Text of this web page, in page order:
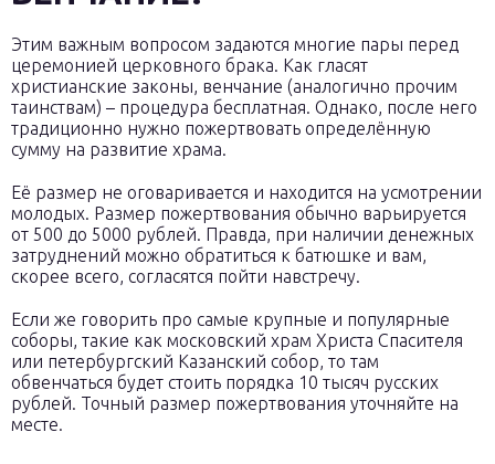
Этим важным вопросом задаются многие пары перед
церемонией церковного брака. Как гласят
христианские законы, венчание (аналогично прочим
таинствам) – процедура бесплатная. Однако, после него
традиционно нужно пожертвовать определённую
сумму на развитие храма.
Её размер не оговаривается и находится на усмотрении
молодых. Размер пожертвования обычно варьируется
от 500 до 5000 рублей. Правда, при наличии денежных
затруднений можно обратиться к батюшке и вам,
скорее всего, согласятся пойти навстречу.
Если же говорить про самые крупные и популярные
соборы, такие как московский храм Христа Спасителя
или петербургский Казанский собор, то там
обвенчаться будет стоить порядка 10 тысяч русских
рублей. Точный размер пожертвования уточняйте на
месте.